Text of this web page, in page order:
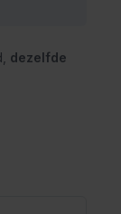
dezelfde